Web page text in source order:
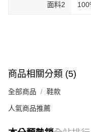
面料2
商品相關分類 (5)
全部商品 鞋款
人氣商品推薦